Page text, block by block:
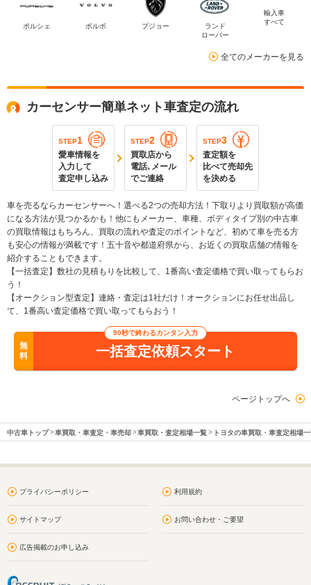
ポルシェ ボルボ プジョー
ランド
ローバー
輸入車
すべて
全てのメーカーを見る
カーセンサー簡単ネット車査定の流れ
STEP1
愛車情報を
入力して
査定申し込み
STEP2
買取店から
電話､メール
でご連絡
STEP3
査定額を
比べて売却先
を決める
車を売るならカーセンサーへ！選べる2つの売却方法！下取りより買取額が高価
になる方法が見つかるかも！他にもメーカー、車種、ボディタイプ別の中古車
の買取情報はもちろん、買取の流れや査定のポイントなど、初めて車を売る方
も安心の情報が満載です！五十音や都道府県から、お近くの買取店舗の情報を
紹介することもできます。
【一括査定】数社の見積もりを比較して、1番高い査定価格で買い取ってもらお
う！
【オークション型査定】連絡・査定は1社だけ！オークションにお任せ出品し
て、1番高い査定価格で買い取ってもらおう！
無
料
90秒で終わるカンタン入力
一括査定依頼スタート
ページトップへ
中古車トップ 車買取・車査定・車売却 車買取・査定相場一覧 トヨタの車買取・車査定相場
プライバシーポリシー 利用規約
サイトマップ お問い合わせ・ご要望
広告掲載のお申し込み